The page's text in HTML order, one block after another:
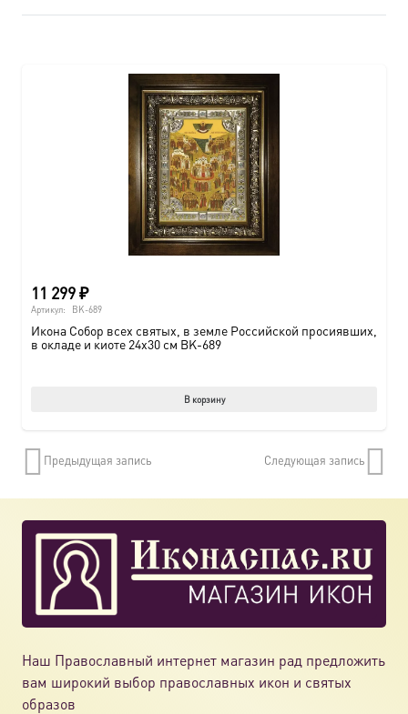
11 299₽
Артикул: BK-689
Икона Собор всех святых, в земле Российской просиявших,
в окладе и киоте 24х30 см BK-689
В корзину
Предыдущая запись Следующая запись
Наш Православный интернет магазин рад предложить
вам широкий выбор православных икон и святых
образов